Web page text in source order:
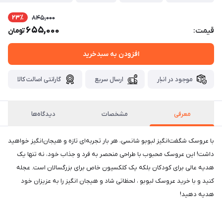
قیمت:
845,000 23٪
655,000تومان
افزودن به سبدخرید
موجود در انبار ارسال سریع گارانتی اصالت کالا
معرفی مشخصات دیدگاه‌ها
با عروسک شگفت‌انگیز لبوبو شانسی، هر بار تجربه‌ای تازه و هیجان‌انگیز خواهید
داشت! این عروسک محبوب با طراحی منحصر به فرد و جذاب خود، نه تنها یک
هدیه عالی برای کودکان بلکه یک کلکسیون خاص برای بزرگسالان است. عجله
کنید و با خرید عروسک لبوبو ، لحظاتی شاد و هيجان انگيز را به عزیزان خود
هدیه دهید!